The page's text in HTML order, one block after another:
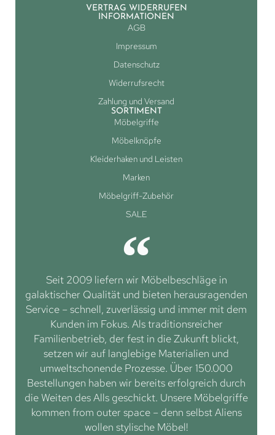
VERTRAG WIDERRUFEN
INFORMATIONEN
AGB
Impressum
Datenschutz
Widerrufsrecht
Zahlung und Versand
SORTIMENT
Möbelgriffe
Möbelknöpfe
Kleiderhaken und Leisten
Marken
Möbelgriff-Zubehör
SALE
Seit 2009 liefern wir Möbelbeschläge in
galaktischer Qualität und bieten herausragenden
Service – schnell, zuverlässig und immer mit dem
Kunden im Fokus. Als traditionsreicher
Familienbetrieb, der fest in die Zukunft blickt,
setzen wir auf langlebige Materialien und
umweltschonende Prozesse. Über 150.000
Bestellungen haben wir bereits erfolgreich durch
die Weiten des Alls geschickt. Unsere Möbelgriffe
kommen from outer space – denn selbst Aliens
wollen stylische Möbel!